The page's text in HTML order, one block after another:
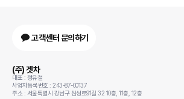
고객센터 문의하기
(주) 겟차
대표 : 정유철
사업자등록번호 : 243-87-00137
주소 : 서울특별시 강남구 삼성로91길 32 10층, 11층, 12층